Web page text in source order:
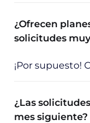
¿Ofrecen
solicitudes
¡Por supuesto!
¿Las
mes siguiente?